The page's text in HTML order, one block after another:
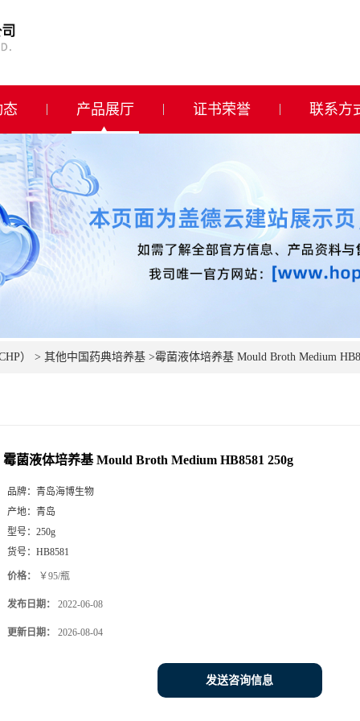
产品展厅 证书荣誉 联系方
） > 其他中国药典培养基 >霉菌液体培养基 Mould Broth Medium
霉菌液体培养基 Mould Broth Medium HB8581 250g
品牌： 青岛海博生物
产地： 青岛
型号： 250g
货号： HB8581
价格： ￥95/瓶
发布日期： 2022-06-08
更新日期： 2026-08-04
发送咨询信息